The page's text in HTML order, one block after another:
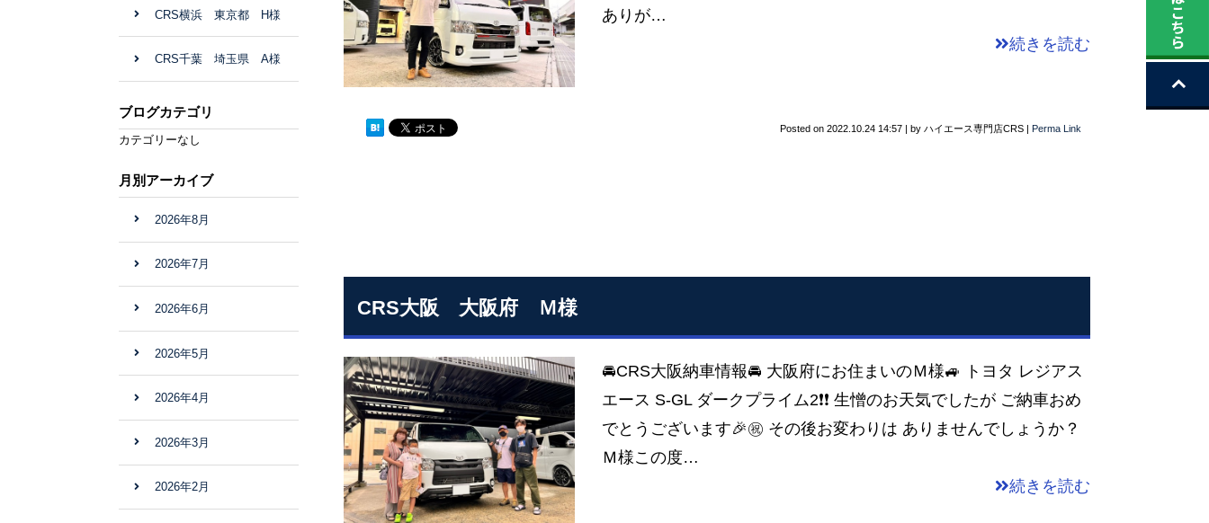
ありが…
続きを読む
Posted on 2022.10.24 14:57 by ハイエース専門店CRS Perma Link
CRS大阪 大阪府 Ｍ様
🚘CRS大阪納車情報🚘 大阪府にお住まいのＭ様🚙 トヨタ レジアス
エース S-GL ダークプライム2❗❗ 生憎のお天気でしたが ご納車おめ
でとうございます🎉㊗️ その後お変わりは ありませんでしょうか？
Ｍ様この度…
続きを読む
CRS横浜 東京都 H様
CRS千葉 埼玉県 A様
ブログカテゴリ
カテゴリーなし
月別アーカイブ
2026年8月
2026年7月
2026年6月
2026年5月
2026年4月
2026年3月
2026年2月